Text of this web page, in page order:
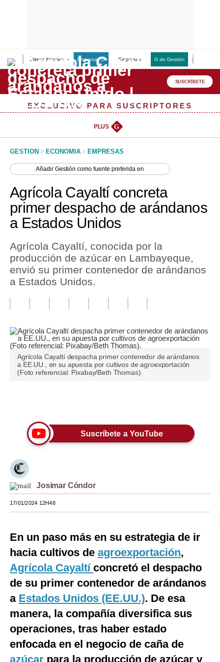
Últimas Noticias Empresas G Empresas G de Gestión
Lo último
Peru Quiosco
Management & Empleo
Perú
Política
Finanzas Personales
Inmobiliarias
Plus G
Editorial
Pregunta de hoy
Blogs
Viajes
Estilos
Mundo
EEUU
México
España
Internacional
Tecnología
Club del Suscriptor
Mix
SUSCRÍBETE
EXCLUSIVO PARA SUSCRIPTORES
PLUS G
GESTION > ECONOMIA > EMPRESAS
AñadirGestión como fuente preferida en
Agrícola Cayaltí concreta
primer despacho de arándanos
a Estados Unidos
Agrícola Cayaltí, conocida por la
producción de azúcar en Lambayeque,
envió su primer contenedor de arándanos
a Estados Unidos.
Agrícola Cayaltí despacha primer contenedor de arándanos
a EE.UU., en su apuesta por cultivos de agroexportación
(Foto referencial: Pixabay/Beth Thomas).
Suscríbete a YouTube
Josimar Cóndor
17/01/2024 12H48
En un paso más en su estrategia de ir
hacia cultivos de agroexportación,
Agrícola Cayaltí concretó el despacho
de su primer contenedor de arándanos
a Estados Unidos (EE.UU.). De esa
manera, la compañía diversifica sus
operaciones, tras haber estado
enfocada en el negocio de caña de
azúcar para la producción de azúcar y